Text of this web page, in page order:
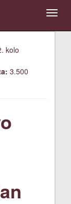
kolo
3.500